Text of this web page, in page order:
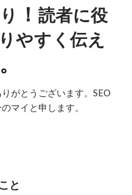
！ 読者に役
やすく伝え
。
がとうございます。SEO
マイと申します。
と